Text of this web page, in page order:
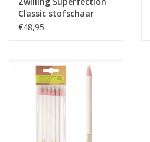
Classic stofschaar
230mm
€48,95